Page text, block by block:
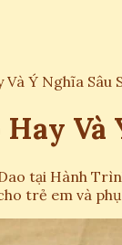
Ý Nghĩa Sâu
Và
tại Hành
trẻ em và